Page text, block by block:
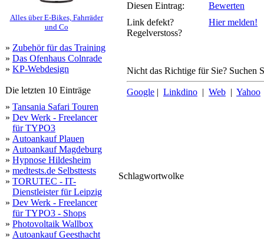
Alles über E-Bikes, Fahrräder
und Co
» Zubehör für das Training
» Das Ofenhaus Colnrade
» KP-Webdesign
Die letzten 10 Einträge
» Tansania Safari Touren
» Dev Werk - Freelancer
für TYPO3
» Autoankauf Plauen
» Autoankauf Magdeburg
» Hypnose Hildesheim
» medtests.de Selbsttests
» TORUTEC - IT-
Dienstleister für Leipzig
» Dev Werk - Freelancer
für TYPO3 - Shops
» Photovoltaik Wallbox
» Autoankauf Geesthacht
Diesen Eintrag:
Bewerten
Link defekt?
Regelverstoss?
Hier melden!
Nicht das Richtige für Sie? Suchen
Google | Linkdino | Web | Yahoo
Schlagwortwolke